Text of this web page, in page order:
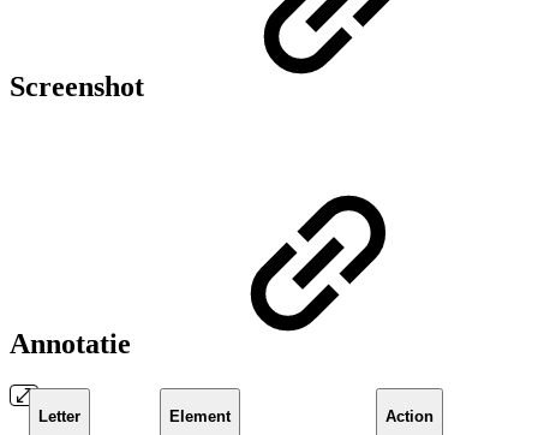
Screenshot
Annotatie
Letter Element Action